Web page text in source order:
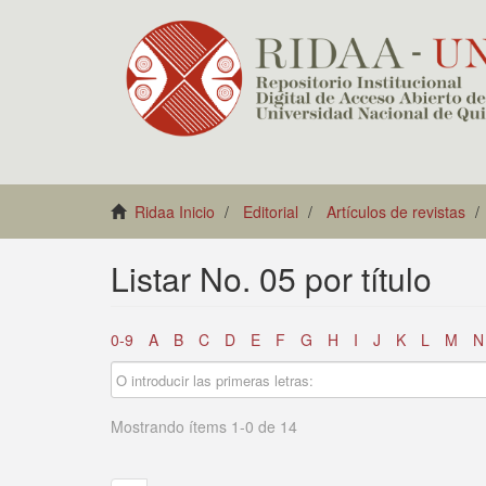
Ridaa Inicio Editorial Artículos de revistas
Listar No. 05 por título
0-9 A B C D E F G H I J K L M N
Mostrando ítems 1-0 de 14